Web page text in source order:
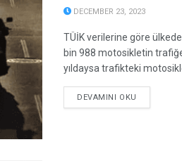
DECEMBER 23, 2023
TÜİK verilerine göre
bin 988 motosikletin trafiğe
yıldaysa trafikteki
DEVAMINI OKU